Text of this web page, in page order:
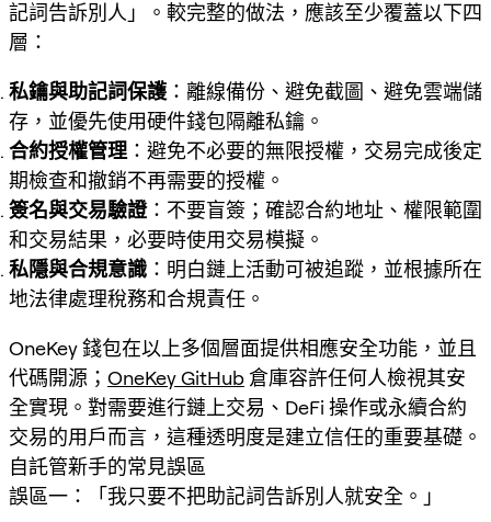
記詞告訴別人」。較完整的做法，應該至少覆蓋以下四
層：
私鑰與助記詞保護 ：離線備份、避免截圖、避免雲端儲
存，並優先使用硬件錢包隔離私鑰。
合約授權管理 ：避免不必要的無限授權，交易完成後定
期檢查和撤銷不再需要的授權。
簽名與交易驗證：不要盲簽；確認合約地址、權限範圍
和交易結果，必要時使用交易模擬。
私隱與合規意識 ：明白鏈上活動可被追蹤，並根據所在
地法律處理稅務和合規責任。
OneKey 錢包在以上多個層面提供相應安全功能，並且
代碼開源； OneKey GitHub 倉庫容許任何人檢視其安
全實現。對需要進行鏈上交易、DeFi 操作或永續合約
交易的用戶而言，這種透明度是建立信任的重要基礎。
自託管新手的常見誤區
誤區一：「我只要不把助記詞告訴別人就安全。」